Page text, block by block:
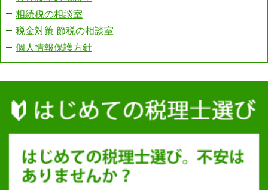
相続税の相談室
税金対策 節税の相談室
個人情報保護方針